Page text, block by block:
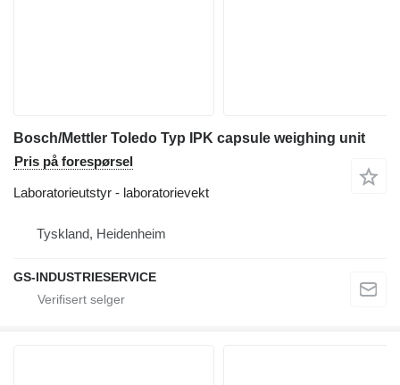
Bosch/Mettler Toledo Typ IPK capsule weighing unit
Pris på forespørsel
Laboratorieutstyr - laboratorievekt
Tyskland, Heidenheim
GS-INDUSTRIESERVICE